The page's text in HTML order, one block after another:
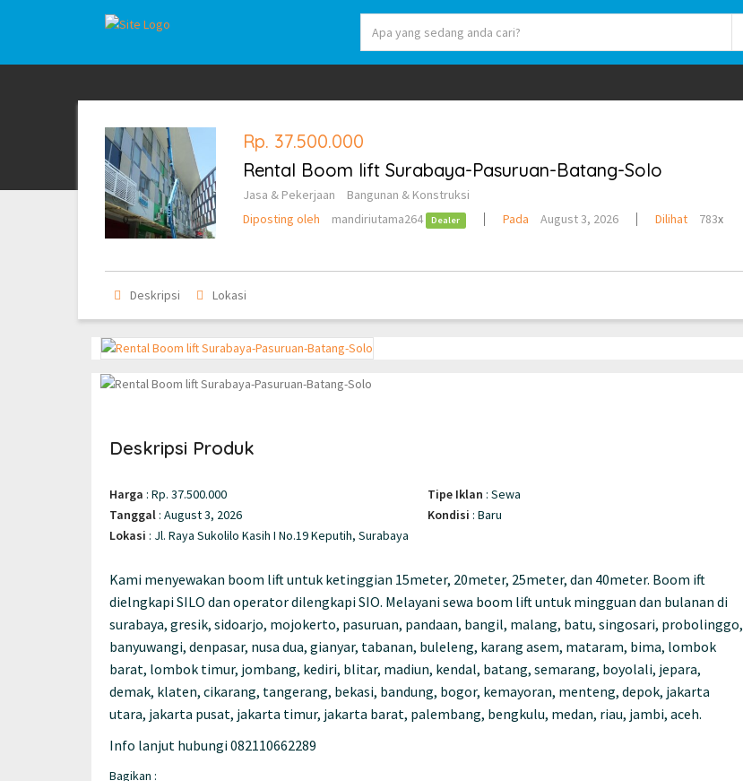
Rp. 37.500.000
Rental Boom lift Surabaya-Pasuruan-Batang-Solo
Jasa & Pekerjaan
Bangunan & Konstruksi
Diposting oleh
mandiriutama264 Dealer Pada August 3, 2026 Dilihat 783x
Deskripsi Lokasi
Deskripsi Produk
Harga : Rp. 37.500.000 Tipe Iklan : Sewa
Tanggal : August 3, 2026 Kondisi : Baru
Lokasi : Jl. Raya Sukolilo Kasih I No.19 Keputih, Surabaya
Kami menyewakan boom lift untuk ketinggian 15meter, 20meter, 25meter, dan 40meter. Boom ift
dielngkapi SILO dan operator dilengkapi SIO. Melayani sewa boom lift untuk mingguan dan bulanan di
surabaya, gresik, sidoarjo, mojokerto, pasuruan, pandaan, bangil, malang, batu, singosari, probolinggo,
banyuwangi, denpasar, nusa dua, gianyar, tabanan, buleleng, karang asem, mataram, bima, lombok
barat, lombok timur, jombang, kediri, blitar, madiun, kendal, batang, semarang, boyolali, jepara,
demak, klaten, cikarang, tangerang, bekasi, bandung, bogor, kemayoran, menteng, depok, jakarta
utara, jakarta pusat, jakarta timur, jakarta barat, palembang, bengkulu, medan, riau, jambi, aceh.
Info lanjut hubungi 082110662289
Bagikan :